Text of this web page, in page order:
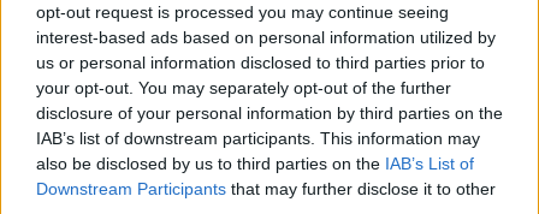
opt-out request is processed you may continue seeing
interest-based ads based on personal information utilized by
us or personal information disclosed to third parties prior to
your opt-out. You may separately opt-out of the further
disclosure of your personal information by third parties on the
IAB’s list of downstream participants. This information may
also be disclosed by us to third parties on the IAB’s List of
Downstream Participants that may further disclose it to other
BREAKING NEWS
El Salvador in difficoltà, cambia la posizione
delle cripto?
(Adnkronos) – Alle prese con una congiuntura critica, El